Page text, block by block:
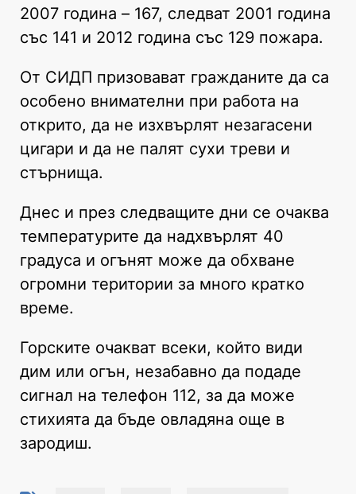
2007 година – 167, следват 2001 година
със 141 и 2012 година със 129 пожара.
От СИДП призовават гражданите да са
особено внимателни при работа на
открито, да не изхвърлят незагасени
цигари и да не палят сухи треви и
стърнища.
Днес и през следващите дни се очаква
температурите да надхвърлят 40
градуса и огънят може да обхване
огромни територии за много кратко
време.
Горските очакват всеки, който види
дим или огън, незабавно да подаде
сигнал на телефон 112, за да може
стихията да бъде овладяна още в
зародиш.